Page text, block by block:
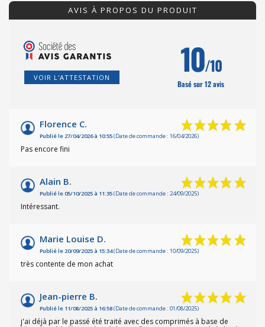
AVIS À PROPOS DU PRODUIT
VOIR L'ATTESTATION 10/10
Basé sur 12 avis
Florence C.
Publié le 27/04/2026 à 10:55(Date de commande : 16/04/2026)
Pas encore fini
Alain B.
Publié le 05/10/2025 à 11:35(Date de commande : 24/09/2025)
Intéressant.
Marie Louise D.
Publié le 20/09/2025 à 15:34(Date de commande : 10/09/2025)
très contente de mon achat
Jean-pierre B.
Publié le 11/08/2025 à 16:58(Date de commande : 01/08/2025)
j'ai déjà par le passé été traité avec des comprimés à base de